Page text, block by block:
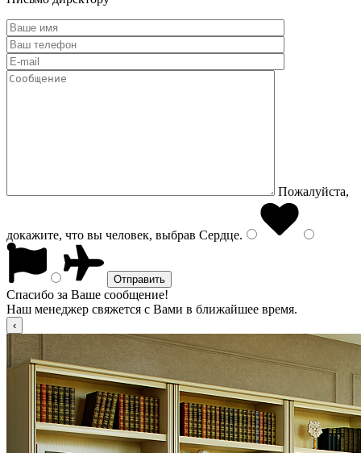
Пожалуйста,
докажите, что вы человек, выбрав Сердце.
Спасибо за Ваше сообщение!
Наш менеджер свяжется с Вами в ближайшее время.